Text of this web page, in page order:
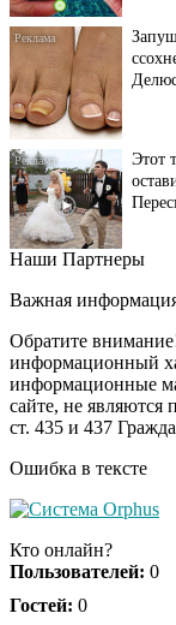
Ролик
шоке
Ржу
Наши Партнеры
Важная
Обратите
информационный
информационные
сайте, не являются
ст. 435 и 437
Ошибка в тексте
Кто онлайн?
Пользователей: 0
Гостей: 0